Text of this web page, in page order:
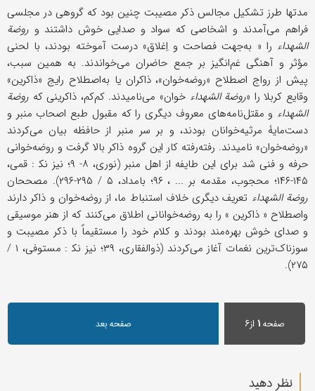
مدتها طرز تشکیل مجالس ذکر مصیبت چنین بود که گروهی در مجلسی
فراهم می‌آمدند و اشخاصی که سواد و صدایی خوش داشتند و روضة
الشهداء را « به‌جهت فصاحت و اِغلاق» درست آموخته بودند، با لحنی
مؤثر و آهنگی غم‌انگیز بر جمع حاضران می‌خواندند. به همین سبب،
پیش از رواج اصطلاح «روضه‌خوان»، ذاکران یا به‌اصطلاح رایج «ذاکرین»
وقایع کربلا را «روضة الشهداء خوان» می‌نامیدند. کم‌کم، ذاکرینی که روضة
الشهداء و مقتل‌نامه‌های معروف دیگری را که مقبول طبع اصحاب منبر و
دست‌مایۀ مرثیه‌خوانان بودند، و بر سر منبر از حافظه بیان می‌کردند
«روضه‌خوان» نامیدند. رفته‌رفته کار این گروه ذاکر بالا گرفت و روضه‌خوانی
حرفه و فنی شد برای این طایفه از اهل منبر (نوری، ۸- ۹؛ نیز نک‍ : قمی،
۱۴۵-۱۴۶؛ محجوب، مقدمه بر ... ، ۹۶؛ بامداد، ۵ / ۲۹۵-۲۹۶). مصححان
روضة الشهداء تعریف دیگری خلاف استنباط ما، از روضه‌خوان و ذاکر دارند
واصطلاح « ذاکرین » را به روضه‌خوانانی اطلاق می‌کنند که از هنر موسیقی
و صدای خوش بهره‌مند بودند و کلام خود را مستقیماً با ذکر مصیبت و
سوزناک‌ترین نغمات آغاز می‌کردند (ذوالفقاری، ۳۹؛ نیز نک‍ : مستوفی، ۱ /
۲۷۵).
صفحه۱ از۶ صفحه بعد
نظر دهید